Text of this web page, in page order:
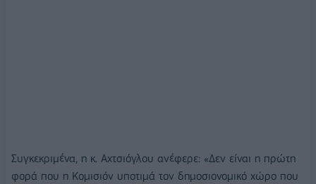
Συγκεκριμένα, η κ. Αχτσιόγλου ανέφερε: «Δεν είναι η πρώτη
φορά που η Κομισιόν υποτιμά τον δημοσιονομικό χώρο που